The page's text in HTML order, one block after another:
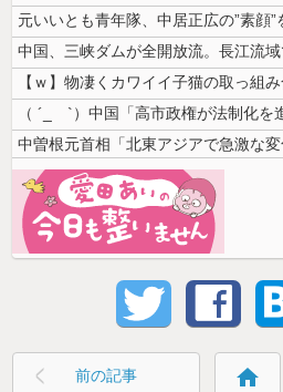
元いいとも青年隊、中居正広の”素顔”
中国、三峡ダムが全開放流。長江流
【ｗ】物凄くカワイイ子猫の取っ組み
中曽根元首相「北東アジアで急激な
前の記事 home